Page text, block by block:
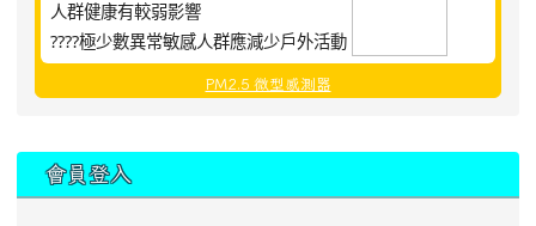
人群健康有較弱影響
????極少數異常敏感人群應減少戶外活動
PM2.5 微型感測器
會員登入